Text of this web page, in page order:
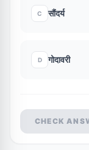
C सौंदर्य
D गोदावरी
CHECK